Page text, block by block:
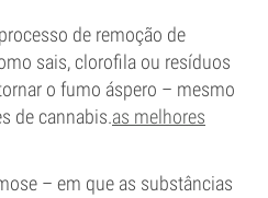
de remoção de
sais, clorofila ou resíduos
o fumo áspero – mesmo
de cannabis.as melhores
– em que as substâncias